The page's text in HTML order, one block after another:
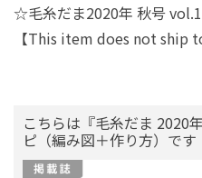
☆毛糸だま2020年 秋号
【This item does not ship
こちらは『毛糸だま 2020
ピ（編み図＋作り方）です